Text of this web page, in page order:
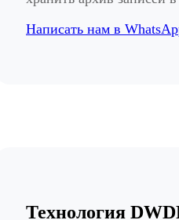
Написать нам в
Технология